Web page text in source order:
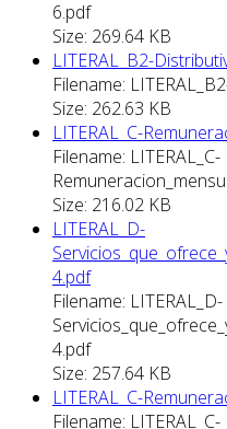
6.pdf
Size: 269.64 KB
LITERAL_B2-
Filename:
Size: 262.63 KB
LITERAL_C-
Filename: LITERAL_C-
Size: 216.02 KB
LITERAL_D-
4.pdf
Filename: LITERAL_D-
4.pdf
Size: 257.64 KB
LITERAL_C-
Filename: LITERAL_C-